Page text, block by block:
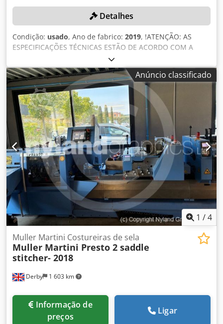
Detalhes
Condição: usado, Ano de fabrico: 2019, !ATENÇÃO: AS
ESPECIFICAÇÕES TÉCNICAS ESTÃO DE ACORDO COM A
FICHA TÉCNICA, AS QUAIS NÃO FORAM VERIFICADAS.
RECOMENDA-SE A INSPEÇÃO. Formato de entrada: folhas
de 4 faces, mín. 180 x 105 mm, máx. 550 x 350 mm.
Formato final: folheto, mín. 90 x 105 mm, máx. 305 x 350
mm. Espessura do folheto: máx. 76 páginas. Velocidade:
máx. 6.000 ciclos/hora. Dimensões da máquina: 6500 x 850
x 1.700 mm (C x L x A). Dodpfx Ajzqzclsggskr
Anúncio classificado
1 /4
Derby 1 603 km
Muller Martini Costureiras de sela
Muller Martini Presto 2 saddle
stitcher- 2018
preços
Ligar